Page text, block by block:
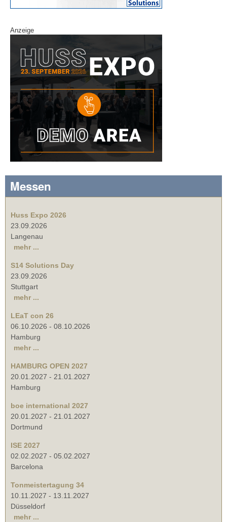
Anzeige
Messen
Huss Expo 2026
23.09.2026
Langenau
mehr ...
S14 Solutions Day
23.09.2026
Stuttgart
mehr ...
LEaT con 26
06.10.2026 - 08.10.2026
Hamburg
mehr ...
HAMBURG OPEN 2027
20.01.2027 - 21.01.2027
Hamburg
boe international 2027
20.01.2027 - 21.01.2027
Dortmund
ISE 2027
02.02.2027 - 05.02.2027
Barcelona
Tonmeistertagung 34
10.11.2027 - 13.11.2027
Düsseldorf
mehr ...